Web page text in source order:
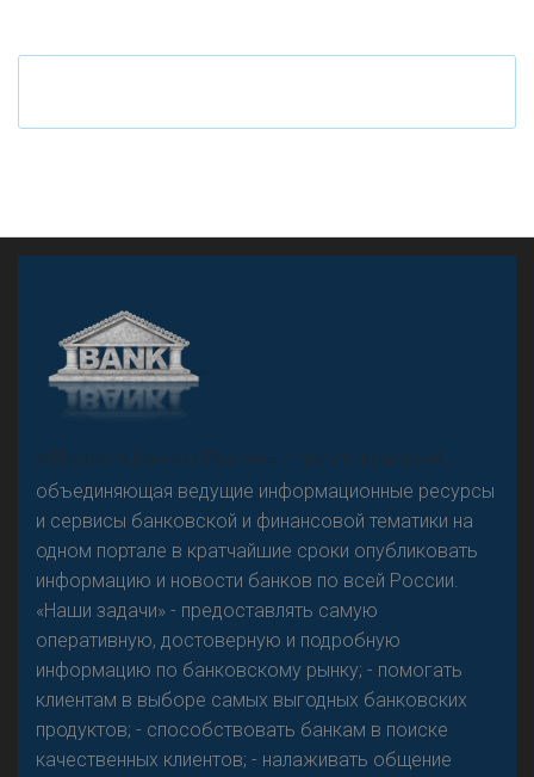
Резкого разворота на рынке автокредитов не
предвидится - «Интервью»
Что будет с наличными деньгами при цифровом
«Н
овости Банков России» – группа компаний,
объединяющая ведущие информационные ресурсы
и сервисы банковской и финансовой тематики на
одном портале в кратчайшие сроки опубликовать
информацию и новости банков по всей России.
«Наши задачи» - предоставлять самую
оперативную, достоверную и подробную
информацию по банковскому рынку; - помогать
клиентам в выборе самых выгодных банковских
продуктов; - способствовать банкам в поиске
качественных клиентов; - налаживать общение